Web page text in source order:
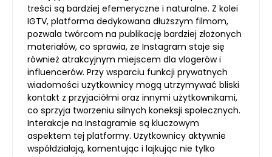
treści są bardziej efemeryczne i naturalne. Z kolei
IGTV, platforma dedykowana dłuższym filmom,
pozwala twórcom na publikację bardziej złożonych
materiałów, co sprawia, że Instagram staje się
również atrakcyjnym miejscem dla vlogerów i
influencerów. Przy wsparciu funkcji prywatnych
wiadomości użytkownicy mogą utrzymywać bliski
kontakt z przyjaciółmi oraz innymi użytkownikami,
co sprzyja tworzeniu silnych koneksji społecznych.
Interakcje na Instagramie są kluczowym
aspektem tej platformy. Użytkownicy aktywnie
współdziałają, komentując i lajkując nie tylko